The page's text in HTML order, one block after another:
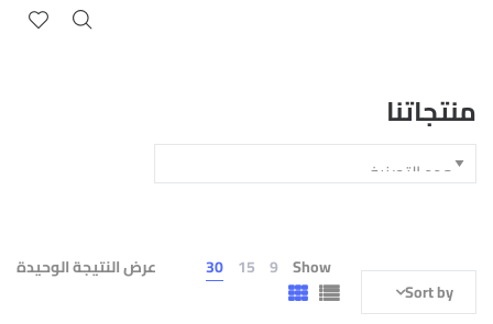
منتجاتنا
عرض النتيجة الوحيدة Show
9
15
30
Sort by